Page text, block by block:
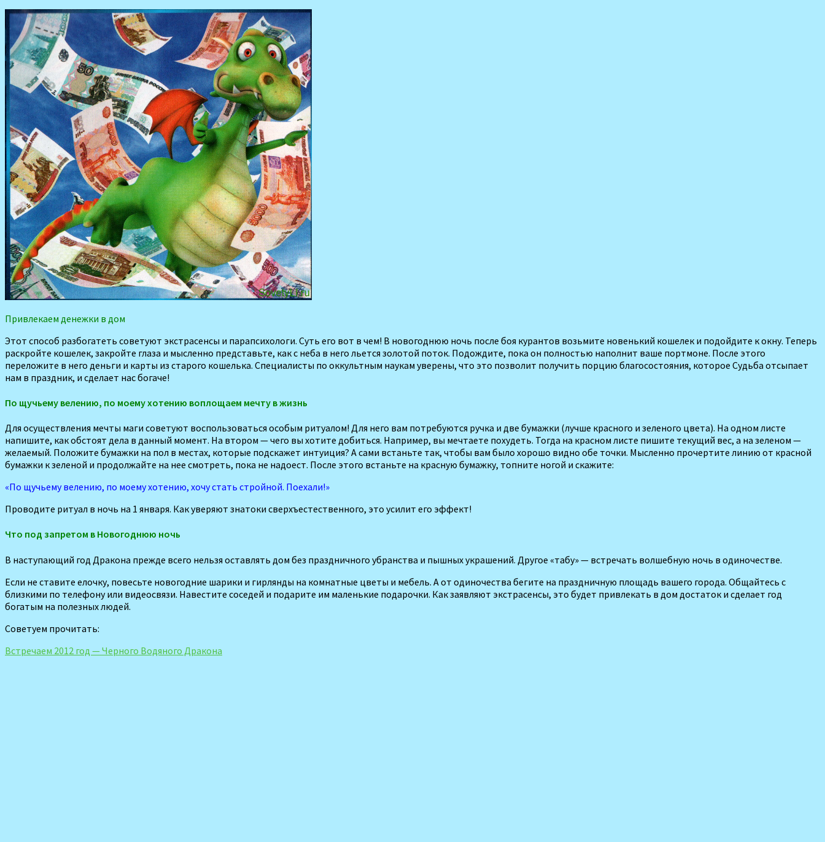
Привлекаем денежки в дом
Этот способ разбогатеть советуют экстрасенсы и парапси­хологи. Суть его вот в чем! В новогоднюю ночь после боя курантов возьмите новенький кошелек и подойдите к окну. Теперь
раскройте кошелек, закройте глаза и мыс­ленно представьте, как с неба в него льется золотой поток. Подождите, пока он полностью наполнит ваше портмоне. После этого
переложите в него деньги и карты из старого кошелька. Специалисты по оккультным наукам уверены, что это позволит получить порцию благосостояния, которое Судьба отсыпает
нам в праздник, и сделает нас богаче!
По щучьему велению, по моему хотению воплощаем мечту в жизнь
Для осуществления мечты маги советуют воспользоваться особым ритуалом! Для него вам потребуются ручка и две бумажки (лучше красного и зеленого цвета). На одном листе
напишите, как обстоят дела в данный момент. На втором — чего вы хотите добиться. Например, вы мечтаете похудеть. Тогда на красном листе пишите текущий вес, а на зеленом —
желаемый. Положите бумажки на пол в местах, которые подскажет интуиция? А сами встаньте так, чтобы вам было хорошо видно обе точки. Мысленно прочертите линию от красной
бумажки к зеленой и продолжайте на нее смотреть, пока не надоест. После этого встаньте на красную бумажку, топните ногой и скажите:
«По щу­чьему велению, по моему хотению, хочу стать стройной. Поехали!»
Проводите ритуал в ночь на 1 января. Как уверяют знатоки сверхъестественного, это усилит его эффект!
Что под запретом в Новогоднюю ночь
В наступающий год Дракона прежде всего нельзя оставлять дом без праздничного убранства и пышных украшений. Другое «табу» — встречать волшебную ночь в одиночестве.
Если не ставите елочку, повесьте новогодние шарики и гирлянды на комнатные цветы и мебель. А от оди­ночества бегите на праздничную площадь вашего горо­да. Общайтесь с
близкими по телефону или видеосвязи. Навестите соседей и подарите им маленькие подарочки. Как заявляют экстрасенсы, это будет привлекать в дом достаток и сделает год
богатым на полезных людей.
Советуем прочитать:
Встречаем 2012 год — Черного Водяного Дракона